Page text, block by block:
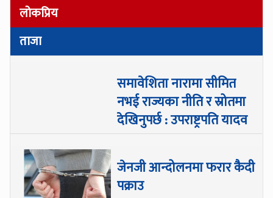
लोकप्रिय
ताजा
समावेशिता नारामा सीमित
नभई राज्यका नीति र स्रोतमा
देखिनुपर्छ : उपराष्ट्रपति यादव
जेनजी आन्दोलनमा फरार कैदी
पक्राउ